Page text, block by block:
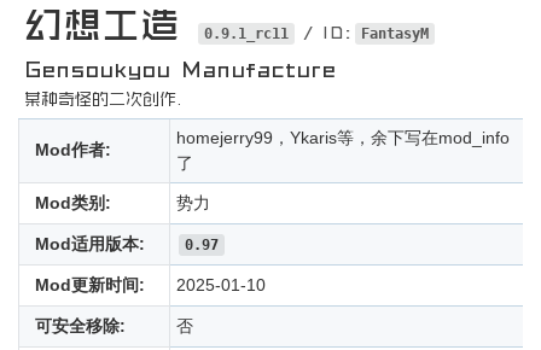
幻想工造 0.9.1_rc11 / ID: FantasyM
Gensoukyou Manufacture
某种奇怪的二次创作.
Mod作者:
homejerry99，Ykaris等，余下写在mod_info
了
Mod类别: 势力
Mod适用版本: 0.97
Mod更新时间: 2025-01-10
可安全移除: 否